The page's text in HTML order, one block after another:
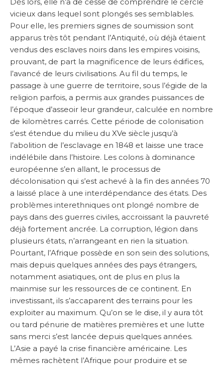
vicieux dans lequel sont plongés ses semblables.
Pour elle, les premiers signes de soumission sont
apparus très tôt pendant l’Antiquité, où déjà étaient
vendus des esclaves noirs dans les empires voisins,
prouvant, de part la magnificence de leurs édifices,
l’avancé de leurs civilisations. Au fil du temps, le
passage à une guerre de territoire, sous l’égide de la
religion parfois, a permis aux grandes puissances de
l’époque d’asseoir leur grandeur, calculée en nombre
de kilomètres carrés. Cette période de colonisation
s’est étendue du milieu du XVe siècle jusqu’à
l’abolition de l’esclavage en 1848 et laisse une trace
indélébile dans l’histoire. Les colons à dominance
européenne s’en allant, le processus de
décolonisation qui s’est achevé à la fin des années 70
a laissé place à une interdépendance des états. Des
problèmes interethniques ont plongé nombre de
pays dans des guerres civiles, accroissant la pauvreté
déjà fortement ancrée. La corruption, légion dans
plusieurs états, n’arrangeant en rien la situation.
Pourtant, l’Afrique possède en son sein des solutions,
mais depuis quelques années des pays étrangers,
notamment asiatiques, ont de plus en plus la
mainmise sur les ressources de ce continent. En
investissant, ils s’accaparent des terrains pour les
exploiter au maximum. Qu’on se le dise, il y aura tôt
ou tard pénurie de matières premières et une lutte
sans merci s’est lancée depuis quelques années.
L’Asie a payé la crise financière américaine. Les
mêmes rachètent l’Afrique pour produire et se